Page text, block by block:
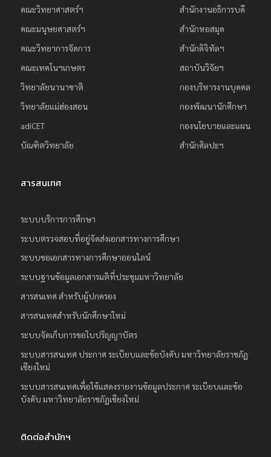
ฏ
เ
ชี
ย
ม่
คณะวิทยาศาสตร์ฯ
คณะมนุษยศาสตร์ฯ
คณะวิทยาการจัดการ
คณะเทคโนฯเกษตร
วิทยาลัยนานาชาติ
วิทยาลัยแม่ฮ่องสอน
adiCET
บัณฑิตวิทยาลัย
สำนักงานอธิการบดี
สำนักหอสมุด
สำนักดิจิทัลฯ
สถาบันวิจัยฯ
กองบริหารงานบุคคล
กองพัฒนานักศึกษา
กองนโยบายและแผน
สำนักศิลปะฯ
สารสนเทศ
ระบบบริการการศึกษา
ระบบตรวจสอบที่อยู่จัดส่งเอกสารทางการศึกษา
ระบบขอเอกสารทางการศึกษาออนไลน์
ระบบฐานข้อมูลเอกสารมติที่ประชุมมหาวิทยาลัย
สารสนเทศ สำหรับผู้ปกครอง
สารสนเทศสำหรับนักศึกษาใหม่
ระบบจัดเก็บการขอใบปริญญาบัตร
ระบบสารสนเทศ ประกาศ ระเบียบและข้อบังคับ มหาวิทยาลัยราชภัฏ
เชียงใหม่
ระบบสารสนเทศเพื่อใช้แสดงรายงานข้อมูลประกาศ ระเบียบและข้อ
บังคับ มหาวิทยาลัยราชภัฏเชียงใหม่
ติดต่อสำนักฯ